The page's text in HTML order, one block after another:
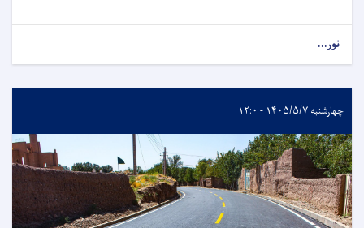
نور...
چهارشنبه ۱۴۰۵/۵/۷ - ۱۲:۰